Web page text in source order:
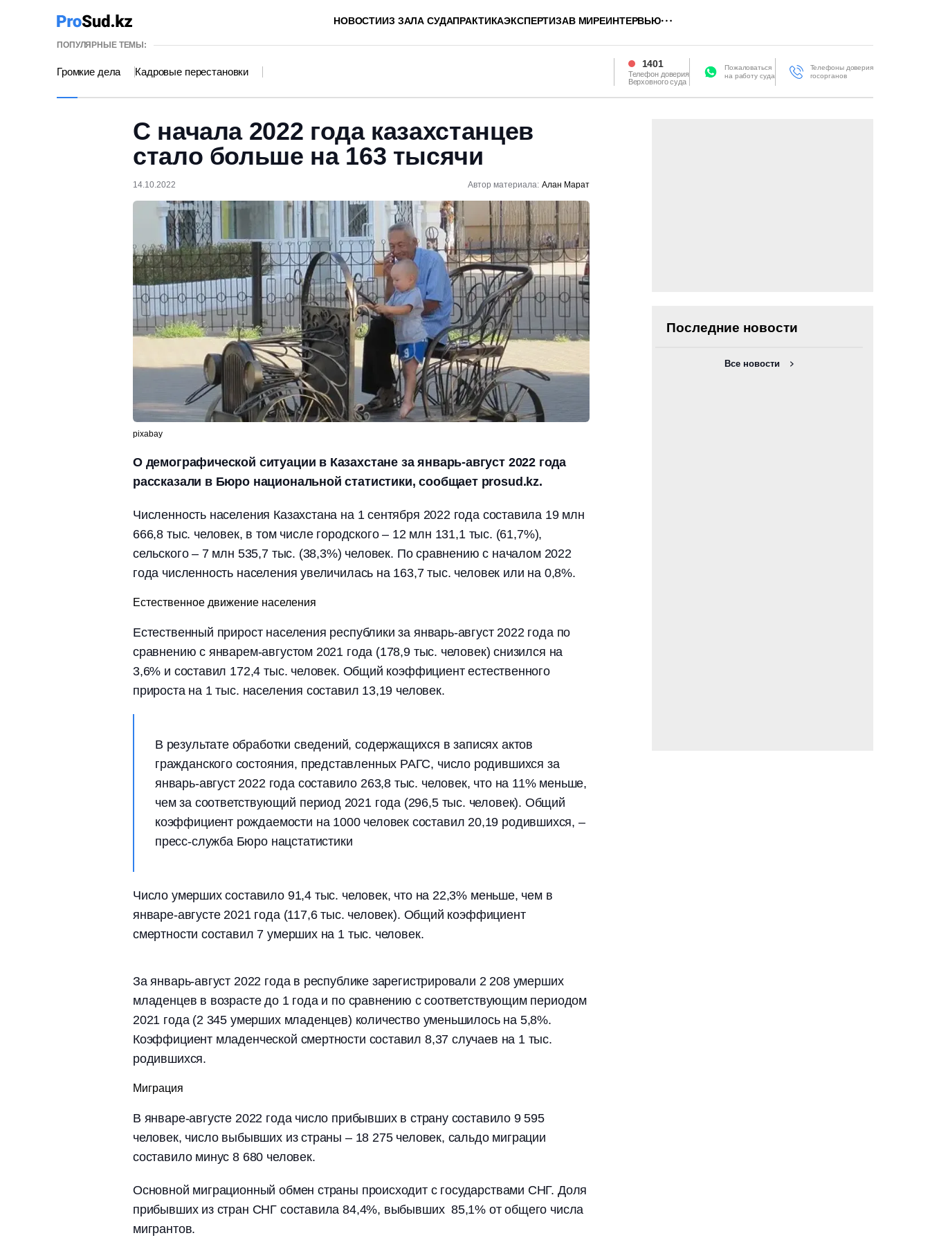
НОВОСТИИЗ ЗАЛА СУДАПРАКТИКАЭКСПЕРТИЗАВ МИРЕИНТЕРВЬЮ
ПОПУЛЯРНЫЕ ТЕМЫ:
Громкие дела Кадровые перестановки
1401
Телефон доверия
Верховного суда
Пожаловаться
на работу суда
Телефоны доверия
госорганов
С начала 2022 года казахстанцев
стало больше на 163 тысячи
14.10.2022 Автор материала: Алан Марат
pixabay
О демографической ситуации в Казахстане за январь-август 2022 года
рассказали в Бюро национальной статистики, сообщает prosud.kz.
Численность населения Казахстана на 1 сентября 2022 года составила 19 млн
666,8 тыс. человек, в том числе городского – 12 млн 131,1 тыс. (61,7%),
сельского – 7 млн 535,7 тыс. (38,3%) человек. По сравнению с началом 2022
года численность населения увеличилась на 163,7 тыс. человек или на 0,8%.
Естественное движение населения
Естественный прирост населения республики за январь-август 2022 года по
сравнению с январем-августом 2021 года (178,9 тыс. человек) снизился на
3,6% и составил 172,4 тыс. человек. Общий коэффициент естественного
прироста на 1 тыс. населения составил 13,19 человек.
В результате обработки сведений, содержащихся в записях актов
гражданского состояния, представленных РАГС, число родившихся за
январь-август 2022 года составило 263,8 тыс. человек, что на 11% меньше,
чем за соответствующий период 2021 года (296,5 тыс. человек). Общий
коэффициент рождаемости на 1000 человек составил 20,19 родившихся, –
пресс-служба Бюро нацстатистики
Число умерших составило 91,4 тыс. человек, что на 22,3% меньше, чем в
январе-августе 2021 года (117,6 тыс. человек). Общий коэффициент
смертности составил 7 умерших на 1 тыс. человек.
За январь-август 2022 года в республике зарегистрировали 2 208 умерших
младенцев в возрасте до 1 года и по сравнению с соответствующим периодом
2021 года (2 345 умерших младенцев) количество уменьшилось на 5,8%.
Коэффициент младенческой смертности составил 8,37 случаев на 1 тыс.
родившихся.
Миграция
В январе-августе 2022 года число прибывших в страну составило 9 595
человек, число выбывших из страны – 18 275 человек, сальдо миграции
составило минус 8 680 человек.
Основной миграционный обмен страны происходит с государствами СНГ. Доля
прибывших из стран СНГ составила 84,4%, выбывших 85,1% от общего числа
мигрантов.
Последние новости
Все новости